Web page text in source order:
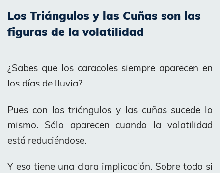
Los Triángulos y las Cuñas son las
figuras de la volatilidad
¿Sabes que los caracoles siempre aparecen en
los días de lluvia?
Pues con los triángulos y las cuñas sucede lo
mismo. Sólo aparecen cuando la volatilidad
está reduciéndose.
Y eso tiene una clara implicación. Sobre todo si